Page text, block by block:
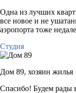
Одна из лучших
все новое и не
аэропорта тоже
Студия
Дом 89, хозяин жилья
Спасибо! Будем рады